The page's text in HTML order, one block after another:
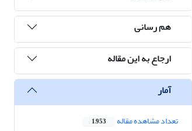
هم رسانی
ارجاع به این مقاله
آمار
تعداد مشاهده مقاله 1,953